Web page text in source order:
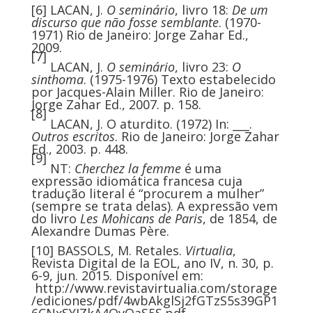
[6] LACAN, J. O seminário, livro 18: De um
discurso que não fosse semblante. (1970-
1971) Rio de Janeiro: Jorge Zahar Ed.,
2009.
[7]
LACAN, J. O seminário, livro 23: O
sinthoma. (1975-1976) Texto estabelecido
por Jacques-Alain Miller. Rio de Janeiro:
Jorge Zahar Ed., 2007. p. 158.
[8]
LACAN, J. O aturdito. (1972) In: ___.
Outros escritos. Rio de Janeiro: Jorge Zahar
Ed., 2003. p. 448.
[9]
NT: Cherchez la femmeé uma
expressão idiomática francesa cuja
tradução literal é “procurem a mulher”
(sempre se trata delas). A expressão vem
do livro Les Mohicans de Paris, de 1854, de
Alexandre Dumas Père.
[10] BASSOLS, M. Retales. Virtualia,
Revista Digital de la EOL, ano IV, n. 30, p.
6-9, jun. 2015. Disponível em:
http://www.revistavirtualia.com/storage
/ediciones/pdf/4wbAkglSj2fGTzS5s39GP1